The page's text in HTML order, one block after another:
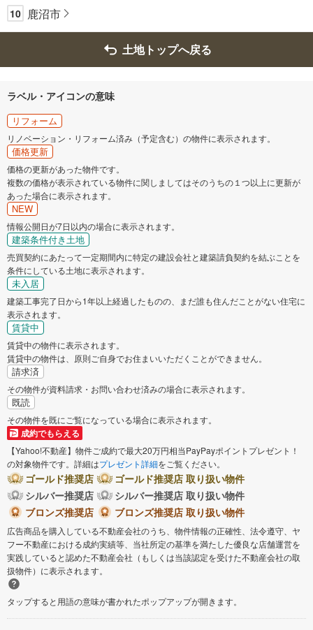
10 鹿沼市
土地トップへ戻る
ラベル・アイコンの意味
リフォーム
リノベーション・リフォーム済み（予定含む）の物件に表示されます。
価格更新
価格の更新があった物件です。
複数の価格が表示されている物件に関しましてはそのうちの１つ以上に更新が
あった場合に表示されます。
NEW
情報公開日が7日以内の場合に表示されます。
建築条件付き土地
売買契約にあたって一定期間内に特定の建設会社と建築請負契約を結ぶことを
条件にしている土地に表示されます。
未入居
建築工事完了日から1年以上経過したものの、まだ誰も住んだことがない住宅に
表示されます。
賃貸中
賃貸中の物件に表示されます。
賃貸中の物件は、原則ご自身でお住まいいただくことができません。
請求済
その物件が資料請求・お問い合わせ済みの場合に表示されます。
既読
その物件を既にご覧になっている場合に表示されます。
成約でもらえる
【Yahoo!不動産】物件ご成約で最大20万円相当PayPayポイントプレゼント！
の対象物件です。詳細はプレゼント詳細をご覧ください。
ゴールド推奨店
ゴールド推奨店 取り扱い物件
シルバー推奨店
シルバー推奨店 取り扱い物件
ブロンズ推奨店
ブロンズ推奨店 取り扱い物件
広告商品を購入している不動産会社のうち、物件情報の正確性、法令遵守、ヤ
フー不動産における成約実績等、当社所定の基準を満たした優良な店舗運営を
実践していると認めた不動産会社（もしくは当該認定を受けた不動産会社の取
扱物件）に表示されます。
タップすると用語の意味が書かれたポップアップが開きます。